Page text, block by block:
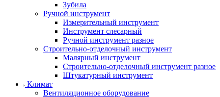
Зубила
Ручной инструмент
Измерительный инструмент
Инструмент слесарный
Ручной инструмент разное
Строительно-отделочный инструмент
Малярный инструмент
Строительно-отделочный инструмент разное
Штукатурный инструмент
Климат
Вентиляционное оборудование